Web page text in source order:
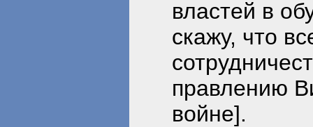
властей в
скажу, что
правлению
войне].